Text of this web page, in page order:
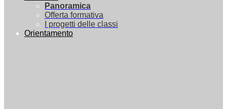
Panoramica
Offerta formativa
I progetti delle classi
Orientamento